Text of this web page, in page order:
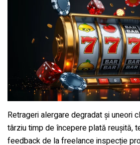
Retrageri alergare degradat și uneori
târziu timp de începere plată reușită,
feedback de la freelance inspecție